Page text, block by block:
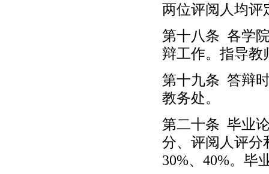
两位评阅人均评
第十八条 各学
辩工作。指导教
第十九条 答辩
教务处。
第二十条 毕业
分、评阅人评分
30%、40%。毕